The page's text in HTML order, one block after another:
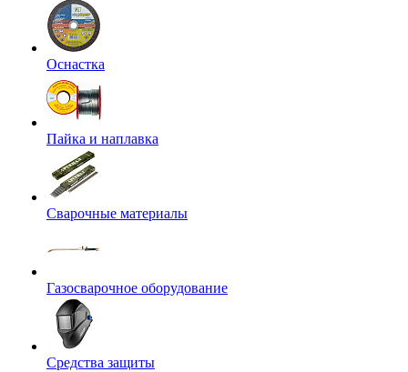
Оснастка
Пайка и наплавка
Сварочные материалы
Газосварочное оборудование
Средства защиты